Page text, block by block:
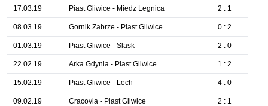
17.03.19 Piast Gliwice - Miedz Legnica 2 : 1
08.03.19 Gornik Zabrze - Piast Gliwice 0 : 2
01.03.19 Piast Gliwice - Slask 2 : 0
22.02.19 Arka Gdynia - Piast Gliwice 1 : 2
15.02.19 Piast Gliwice - Lech 4 : 0
09.02.19 Cracovia - Piast Gliwice 2 : 1